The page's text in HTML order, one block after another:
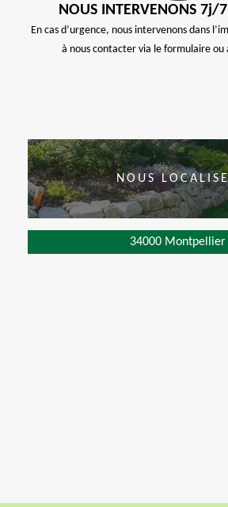
NOUS INTERVENONS
En cas d’urgence, nous intervenons dans
à nous contacter via le formulaire ou
NOUS
34000 Montpellier